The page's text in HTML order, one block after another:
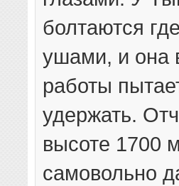
болтаются
ушами, и она
работы
удержать.
высоте 1700
самовольно